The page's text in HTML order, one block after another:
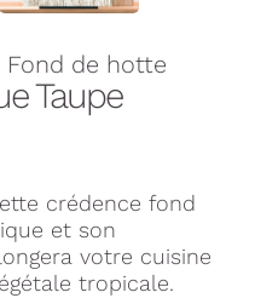
de hotte
Taupe
crédence fond
et son
votre cuisine
tropicale.